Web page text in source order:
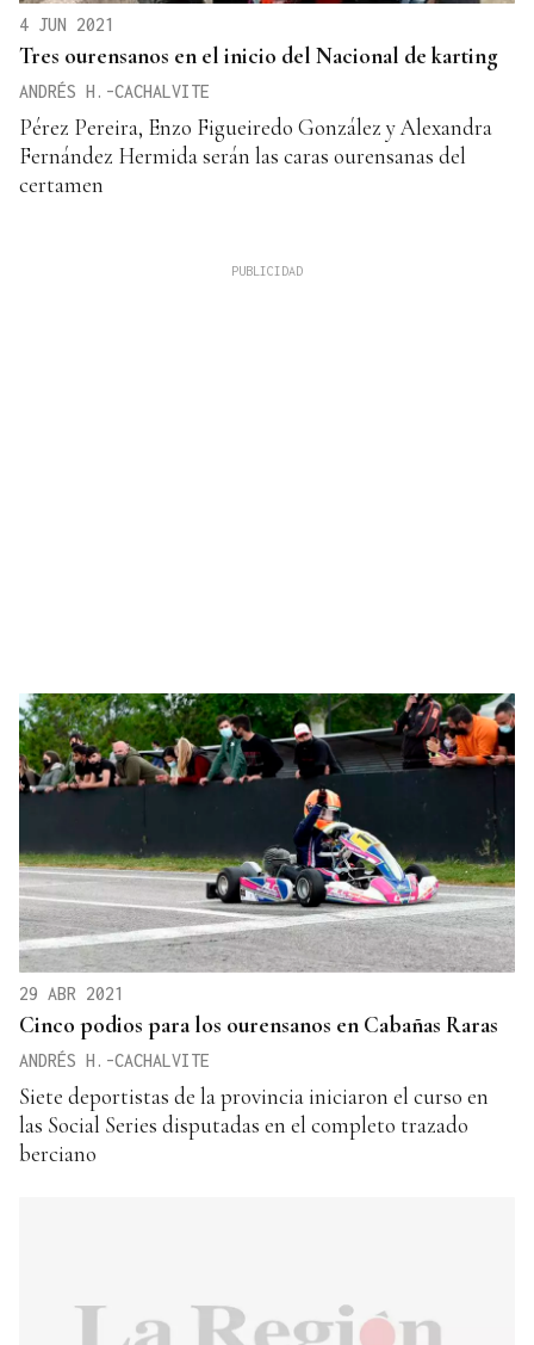
4 JUN 2021
Tres ourensanos en el inicio del Nacional de karting
ANDRÉS H.-CACHALVITE
Pérez Pereira, Enzo Figueiredo González y Alexandra
Fernández Hermida serán las caras ourensanas del
certamen
29 ABR 2021
Cinco podios para los ourensanos en Cabañas Raras
ANDRÉS H.-CACHALVITE
Siete deportistas de la provincia iniciaron el curso en
las Social Series disputadas en el completo trazado
berciano